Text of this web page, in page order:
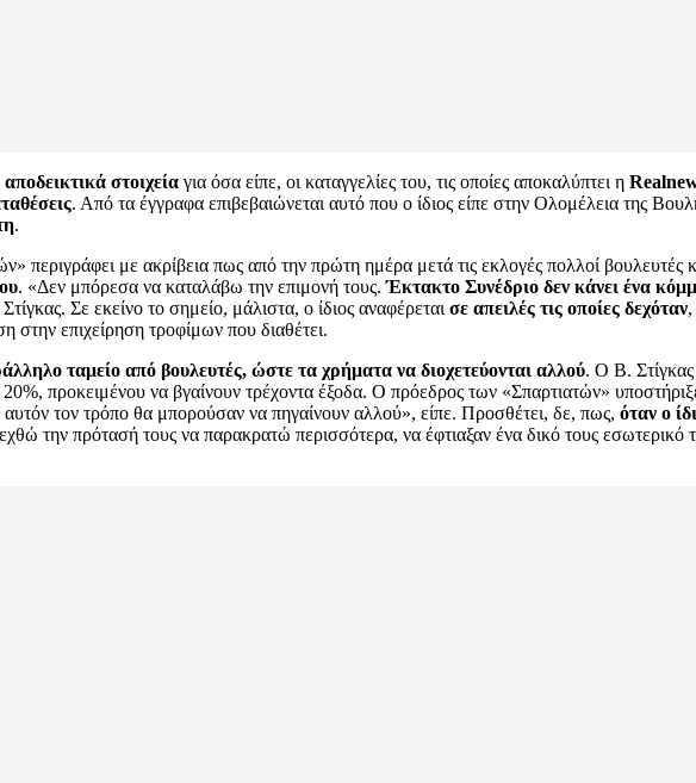
στοιχεία για όσα είπε, οι καταγγελίες του, τις οποίες αποκαλύπτει η
. Από τα έγγραφα επιβεβαιώνεται αυτό που ο ίδιος είπε στην Ολομέλεια της
.
περιγράφει με ακρίβεια πως από την πρώτη ημέρα μετά τις εκλογές πολλοί βουλευτές
. «Δεν μπόρεσα να καταλάβω την επιμονή τους.Έκτακτο Συνέδριο δεν κάνει ένα
Σε εκείνο το σημείο, μάλιστα, ο ίδιος αναφέρεται σε απειλές τις οποίες δεχόταν
στην επιχείρηση τροφίμων που διαθέτει.
ταμείο από βουλευτές, ώστε τα χρήματα να διοχετεύονται αλλού. Ο Β.
προκειμένου να βγαίνουν τρέχοντα έξοδα. Ο πρόεδρος των «Σπαρτιατών»
τον τρόπο θα μπορούσαν να πηγαίνουν αλλού», είπε. Προσθέτει, δε, πως, όταν ο
την πρότασή τους να παρακρατώ περισσότερα, να έφτιαξαν ένα δικό τους εσωτερικό